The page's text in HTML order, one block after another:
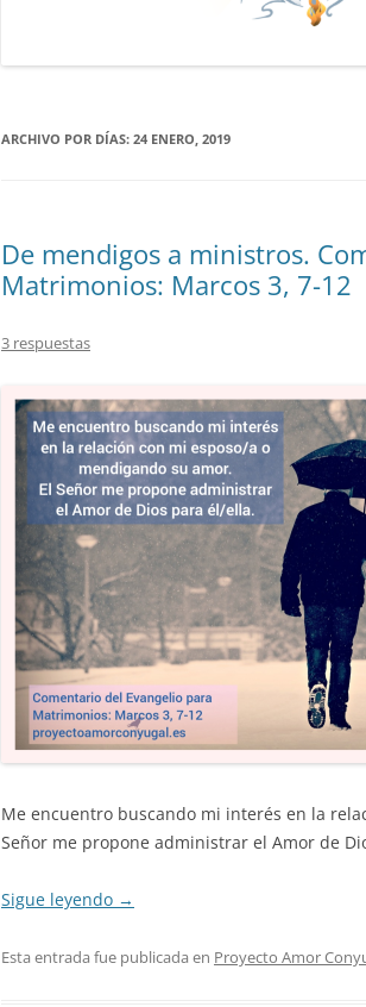
ARCHIVO POR DÍAS: 24 ENERO, 2019
De mendigos a ministros.
Matrimonios: Marcos 3, 7-12
3 respuestas
Me encuentro buscando mi interés en la
Señor me propone administrar el Amor de
Sigue leyendo →
Esta entrada fue publicada en Proyecto Amor